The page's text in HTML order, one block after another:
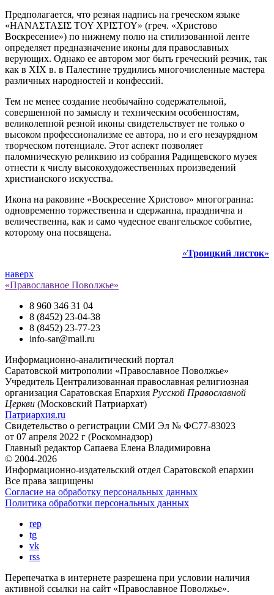
Предполагается, что резная надпись на греческом языке
«ΗΑΝΑΣΤΑΣΙΣ ΤΟΥ ΧΡΙΣΤΟΥ» (греч. «Христово
Воскресение») по нижнему полю на стилизованной ленте
определяет предназначение иконы для православных
верующих. Однако ее автором мог быть греческий резчик, так
как в XIX в. в Палестине трудились многочисленные мастера
различных народностей и конфессий.
Тем не менее создание необычайно содержательной,
совершенной по замыслу и техническим особенностям,
великолепной резной иконы свидетельствует не только о
высоком профессионализме ее автора, но и его незаурядном
творческом потенциале. Этот аспект позволяет
паломническую реликвию из собрания Радищевского музея
отнести к числу высокохудожественных произведений
христианского искусства.
Икона на раковине «Воскресение Христово» многогранна:
одновременно торжественна и сдержанна, празднична и
величественна, как и само чудесное евангельское событие,
которому она посвящена.
«Троицкий листок»
наверх
«Православное Поволжье»
8 960 346 31 04
8 (8452) 23-04-38
8 (8452) 23-77-23
info-sar@mail.ru
Информационно-аналитический портал
Саратовской митрополии «Православное Поволжье»
Учредитель Централизованная православная религиозная
организация Саратовская Епархия Русской Православной
Церкви (Московский Патриархат)
Патриархия.ru
Свидетельство о регистрации СМИ Эл № ФС77-83023
от 07 апреля 2022 г (Роскомнадзор)
Главный редактор Сапаева Елена Владимировна
© 2004-2026
Информационно-издательский отдел Саратовской епархии
Все права защищены
Согласие на обработку персональных данных
Политика обработки персональных данных
rep
tg
vk
rss
Перепечатка в интернете разрешена при условии наличия
активной ссылки на сайт «Православное Поволжье».